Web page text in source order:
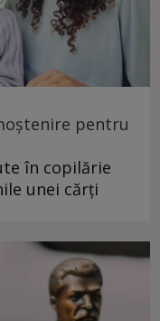
pentru
în copilărie
unei cărți